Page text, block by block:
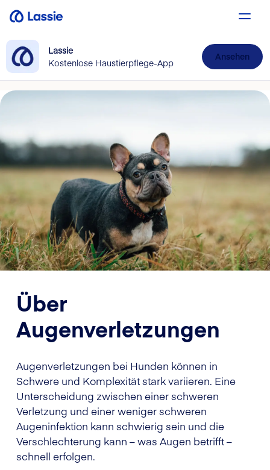
Lassie
Kostenlose Haustierpflege-App
Ansehen
Über
Augenverletzungen
Augenverletzungen bei Hunden können in
Schwere und Komplexität stark variieren. Eine
Unterscheidung zwischen einer schweren
Verletzung und einer weniger schweren
Augeninfektion kann schwierig sein und die
Verschlechterung kann – was Augen betrifft –
schnell erfolgen.